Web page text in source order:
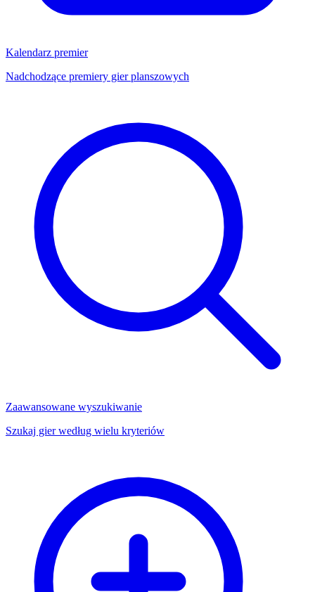
Kalendarz premier
Nadchodzące premiery gier planszowych
Zaawansowane wyszukiwanie
Szukaj gier według wielu kryteriów